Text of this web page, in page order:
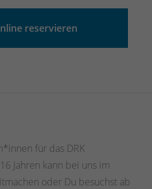
reservieren
für das DRK
Jahren kann bei uns im
oder Du besuchst ab